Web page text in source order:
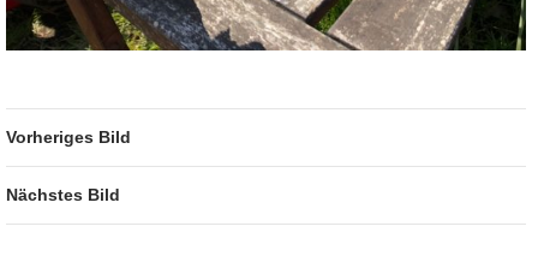
Vorheriges Bild
Nächstes Bild